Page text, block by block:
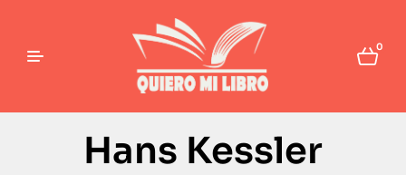
0
Hans Kessler